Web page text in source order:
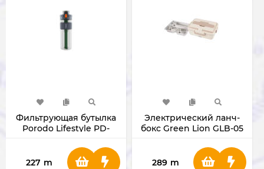
Фильтрующая бутылка
Porodo Lifestyle PD-
227 m
Электрический ланч-
бокс Green Lion GLB-05
289 m